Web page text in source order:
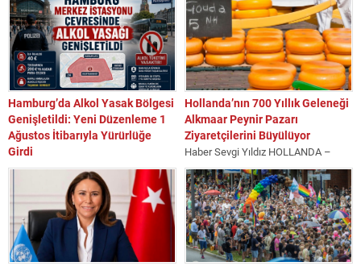
Hamburg’da Alkol Yasak Bölgesi
Genişletildi: Yeni Düzenleme 1
Ağustos İtibarıyla Yürürlüğe
Girdi
Almanya’nın ikinci büyük kenti
Hamburg’da kamu güvenliğini
güçlendirmek, şehir merkezindeki
suç oranlarını azaltmak ve
vatandaşların...
Hollanda’nın 700 Yıllık Geleneği
Alkmaar Peynir Pazarı
Ziyaretçilerini Büyülüyor
Haber Sevgi Yıldız HOLLANDA –
Hollanda’nın en önemli kültürel
miraslarından biri olarak kabul edilen
ve...